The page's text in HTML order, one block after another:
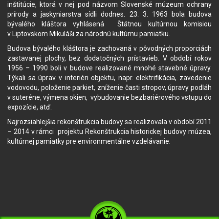
inštitúcie, ktorá v nej pod názvom Slovenské múzeum ochrany
prírody a jaskyniarstva sídli dodnes. 23. 3. 1963 bola budova
bývalého kláštora vyhlásená Štátnou kultúrnou komisiou
v Liptovskom Mikuláši za národnú kultúrnu pamiatku.
Budova bývalého kláštora je zachovaná v pôvodných proporciách
zastavanej plochy, bez dodatočných prístavieb. V období rokov
1956 – 1990 boli v budove realizované mnohé stavebné úpravy.
Týkali sa úprav v interiéri objektu, napr. elektrifikácia, zavedenie
vodovodu, položenie parkiet, zníženie časti stropov, úpravy podláh
v suteréne, výmena okien, vybudovanie bezbariérového vstupu do
expozície, atď.
Najrozsiahlejšia rekonštrukcia budovy sa realizovala v období 2011
– 2014 v rámci projektu Rekonštrukcia historickej budovy múzea,
kultúrnej pamiatky pre environmentálne vzdelávanie.